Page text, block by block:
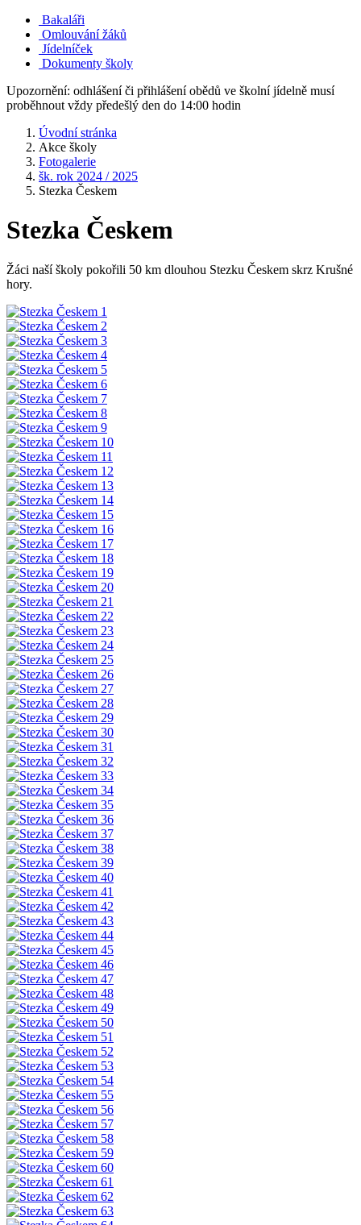
Bakaláři
Omlouvání žáků
Jídelníček
Dokumenty školy
Upozornění: odhlášení či přihlášení obědů ve školní jídelně musí
proběhnout vždy předešlý den do 14:00 hodin
Úvodní stránka
Akce školy
Fotogalerie
šk. rok 2024 / 2025
Stezka Českem
Stezka Českem
Žáci naší školy pokořili 50 km dlouhou Stezku Českem skrz Krušné
hory.